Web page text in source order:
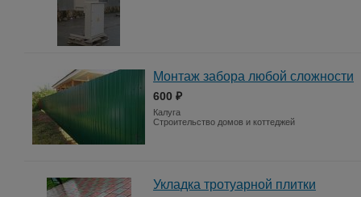
Монтаж забора любой сложности
600 ₽
Калуга
Строительство домов и коттеджей
Укладка тротуарной плитки